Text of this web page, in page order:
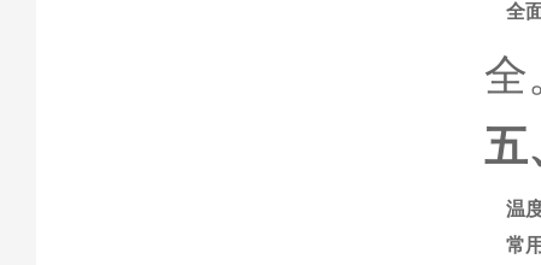
全
全
五
温
常